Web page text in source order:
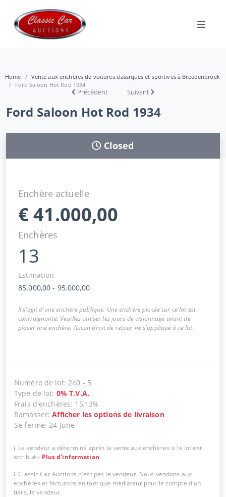
Home
Vente aux enchères de voitures classiques et sportives à Breedenbroek
Ford Saloon Hot Rod 1934
Précédent Suivant
Ford Saloon Hot Rod 1934
Closed
Enchère actuelle
€41.000,00
Enchères
13
Estimation
85.000,00 - 95.000,00
Il s'agit d'une enchère publique. Une enchère placée sur ce lot est
contraignante. Veuillez utiliser les jours de visionnage avant de
placer une enchère. Aucun droit de retour ne s'applique à ce lot.
Numéro de lot:240 - 5
Type de lot: 0% T.V.A.
Frais d'enchères: 15,13%
Ramasser:Afficher les options de livraison
Se ferme:24 June
Le vendeur a déterminé après la vente aux enchères si le lot est
attribué - Plus d'information
Classic Car Auctions n'est pas le vendeur. Nous vendons aux
enchères et facturons en tant que médiateur pour le compte d'un
tiers, le vendeur.